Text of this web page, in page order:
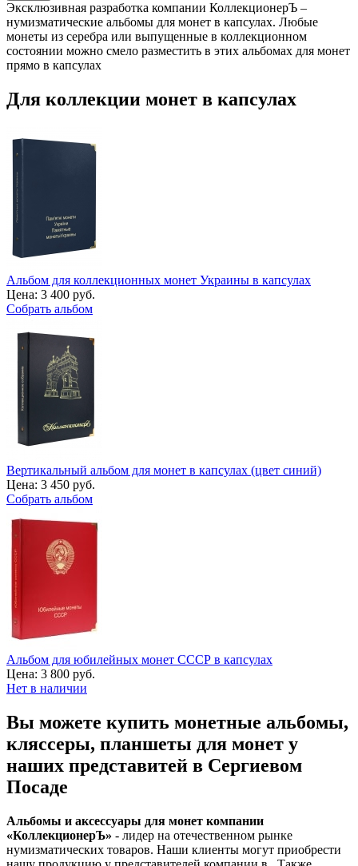
Эксклюзивная разработка компании КоллекционерЪ –
нумизматические альбомы для монет в капсулах. Любые
монеты из серебра или выпущенные в коллекционном
состоянии можно смело разместить в этих альбомах для монет
прямо в капсулах
Для коллекции монет в капсулах
Альбом для коллекционных монет Украины в капсулах
Цена: 3 400 руб.
Собрать альбом
Вертикальный альбом для монет в капсулах (цвет синий)
Цена: 3 450 руб.
Собрать альбом
Альбом для юбилейных монет СССР в капсулах
Цена: 3 800 руб.
Нет в наличии
Вы можете купить монетные альбомы,
кляссеры, планшеты для монет у
наших представитей в Сергиевом
Посаде
Альбомы и аксессуары для монет компании
«КоллекционерЪ» - лидер на отечественном рынке
нумизматических товаров. Наши клиенты могут приобрести